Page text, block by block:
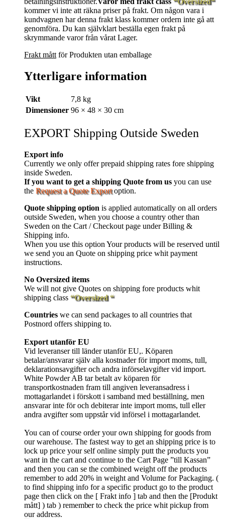
kommer vi inte att räkna priser på frakt. Om någon vara i
kundvagnen har denna frakt klass kommer ordern inte gå att
genomföra. Du kan självklart beställa egen frakt på
skrymmande varor från vårat Lager.
Frakt mått för Produkten utan emballage
Ytterligare information
Vikt
7,8 kg
Dimensioner 96 × 48 × 30 cm
EXPORT Shipping Outside Sweden
Export info
Currently we only offer prepaid shipping rates fore shipping
inside Sweden.
If you want to get a shipping Quote from us you can use
the Request a Quote Exportoption.
Quote shipping option is applied automatically on all orders
outside Sweden, when you choose a country other than
Sweden on the Cart / Checkout page under Billing &
Shipping info.
When you use this option Your products will be reserved until
we send you an Quote on shipping price whit payment
instructions.
No Oversized items
We will not give Quotes on shipping fore products whit
shipping class “Oversized “
Countries we can send packages to all countries that
Postnord offers shipping to.
Export utanför EU
Vid leveranser till länder utanför EU,. Köparen
betalar/ansvarar själv alla kostnader för import moms, tull,
deklarationsavgifter och andra införselavgifter vid import.
White Powder AB tar betalt av köparen för
transportkostnaden fram till angiven leveransadress i
mottagarlandet i förskott i samband med beställning, men
ansvarar inte för och debiterar inte import moms, tull eller
andra avgifter som uppstår vid införsel i mottagarlandet.
You can of course order your own shipping for goods from
our warehouse. The fastest way to get an shipping price is to
lock up price your self online simply putt the products you
want in the cart and continue to the Cart Page ”till Kassan”
and then you can se the combined weight off the products
remember to add 20% in weight and Volume for Packaging. (
to find shipping info for a specific product go to the product
page then click on the [ Frakt info ] tab and then the [Produkt
mått] ) tab ) rememberto check the price whit pickup from
our address.